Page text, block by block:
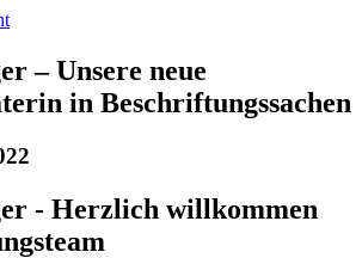
– Unsere neue
in Beschriftungssachen
- Herzlich willkommen